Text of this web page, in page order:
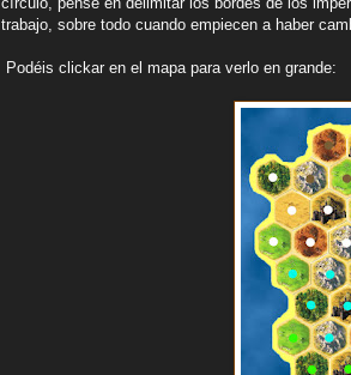
trabajo, sobre todo cuando empiecen a haber
Podéis clickar en el mapa para verlo en grande: